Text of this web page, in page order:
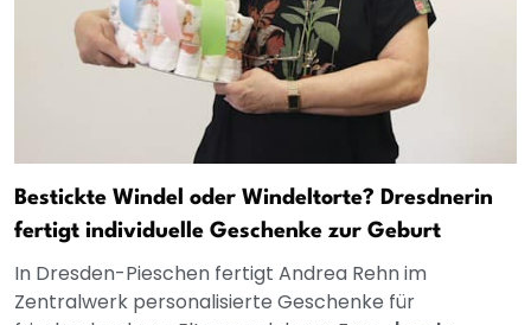
Bestickte Windel oder Windeltorte? Dresdnerin
fertigt individuelle Geschenke zur Geburt
In Dresden-Pieschen fertigt Andrea Rehn im
Zentralwerk personalisierte Geschenke für